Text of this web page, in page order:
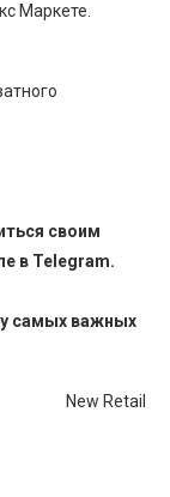
Маркете.
своим
в Telegram.
самых важных
New Retail